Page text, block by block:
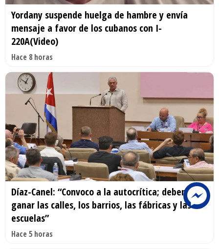
Yordany suspende huelga de hambre y envía
mensaje a favor de los cubanos con I-
220A(Video)
Hace 8 horas
Díaz-Canel: “Convoco a la autocrítica; debemos
ganar las calles, los barrios, las fábricas y las
escuelas”
Hace 5 horas